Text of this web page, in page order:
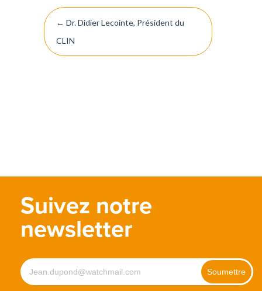
Navigation
l’article
← Dr. Didier Lecointe, Président du
CLIN
Suivez notre
newsletter